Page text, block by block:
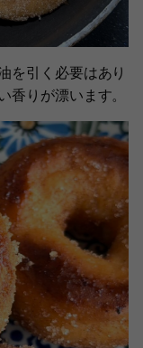
を引く必要はあり
香りが漂います。